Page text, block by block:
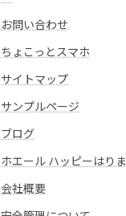
お問い合わせ
ちょこっとスマホ
サイトマップ
サンプルページ
ブログ
ホエール ハッピーはりま
会社概要